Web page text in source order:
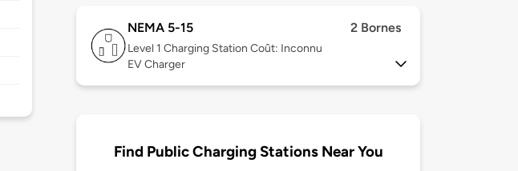
NEMA 5-15 2 Bornes
Level 1 Charging Station Coût: Inconnu
EV Charger
Find Public Charging Stations Near You